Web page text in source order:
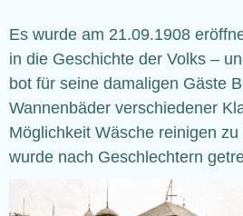
Es wurde am 21.09.1908
in die Geschichte der Volks –
bot für seine damaligen Gäste
Wannenbäder verschiedener
Möglichkeit Wäsche reinigen
wurde nach Geschlechtern